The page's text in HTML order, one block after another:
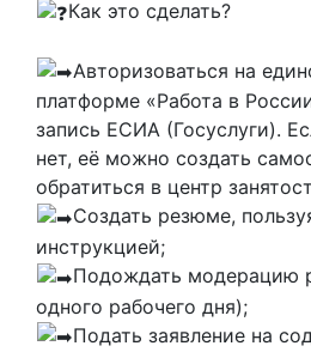
Как это сделать?
Авторизоваться на
платформе «Работа в
запись ЕСИА (Госуслуги).
нет, её можно создать
обратиться в центр
Создать резюме,
инструкцией;
Подождать модерацию
одного рабочего дня);
Подать заявление на